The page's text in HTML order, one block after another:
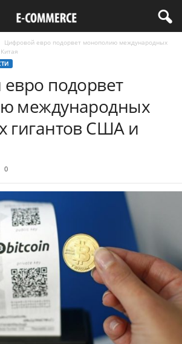
Цифровой евро подорвет монополию международных
подорвет
международных
гигантов США и
0